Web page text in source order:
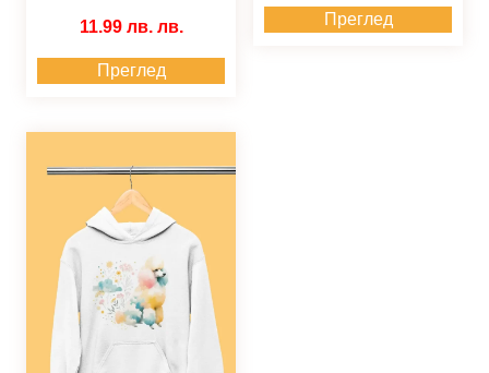
11.99 лв. лв.
Преглед
Преглед